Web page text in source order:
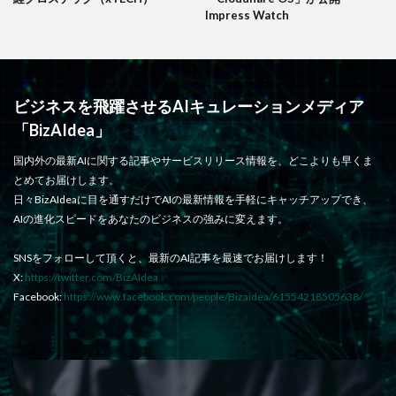
Impress Watch
ビジネスを飛躍させるAIキュレーションメディア
「BizAIdea」
国内外の最新AIに関する記事やサービスリリース情報を、どこよりも早くま
とめてお届けします。
日々BizAIdeaに目を通すだけでAIの最新情報を手軽にキャッチアップでき、
AIの進化スピードをあなたのビジネスの強みに変えます。
SNSをフォローして頂くと、最新のAI記事を最速でお届けします！
X: https://twitter.com/BizAIdea
Facebook: https://www.facebook.com/people/Bizaidea/61554218505638/